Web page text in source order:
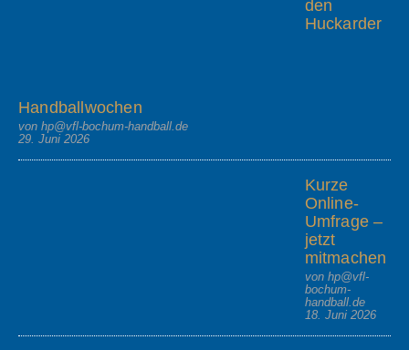
den
Huckarder
Handballwochen
von hp@vfl-bochum-handball.de
29. Juni 2026
Kurze
Online-
Umfrage –
jetzt
mitmachen
von hp@vfl-
bochum-
handball.de
18. Juni 2026